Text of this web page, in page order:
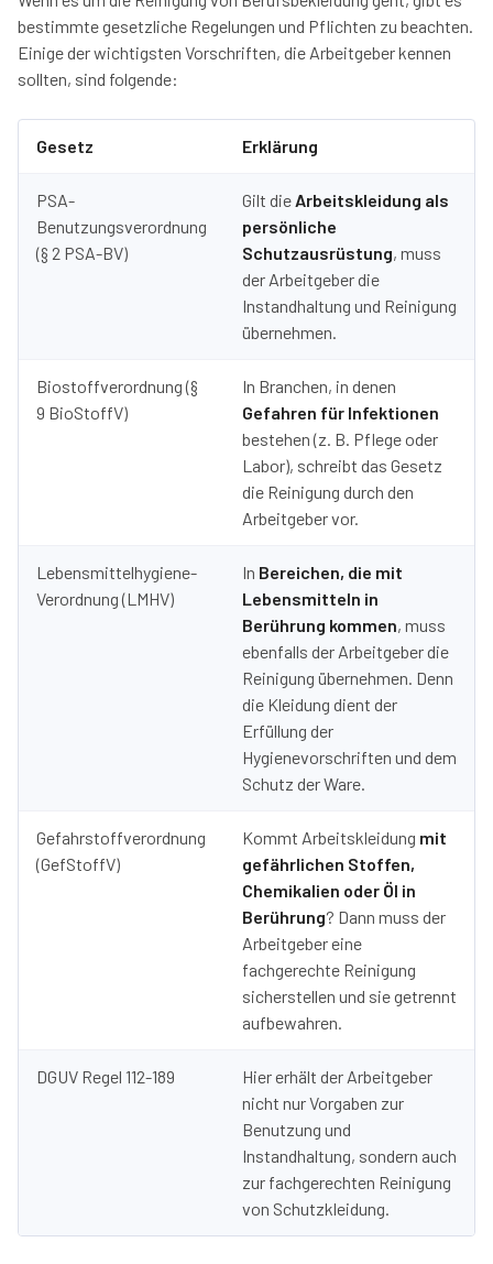
bestimmte gesetzliche Regelungen und Pflichten zu beachten.
Einige der wichtigsten Vorschriften, die Arbeitgeber kennen
sollten, sind folgende:
Gesetz Erklärung
PSA-
Benutzungsverordnung
(§ 2 PSA-BV)
Gilt die Arbeitskleidung als
persönliche
Schutzausrüstung, muss
der Arbeitgeber die
Instandhaltung und Reinigung
übernehmen.
Biostoffverordnung (§
9 BioStoffV)
In Branchen, in denen
Gefahren für Infektionen
bestehen (z. B. Pflege oder
Labor), schreibt das Gesetz
die Reinigung durch den
Arbeitgeber vor.
Lebensmittelhygiene-
Verordnung (LMHV)
In Bereichen, die mit
Lebensmitteln in
Berührung kommen, muss
ebenfalls der Arbeitgeber die
Reinigung übernehmen. Denn
die Kleidung dient der
Erfüllung der
Hygienevorschriften und dem
Schutz der Ware.
Gefahrstoffverordnung
(GefStoffV)
Kommt Arbeitskleidung mit
gefährlichen Stoffen,
Chemikalien oder Öl in
Berührung? Dann muss der
Arbeitgeber eine
fachgerechte Reinigung
sicherstellen und sie getrennt
aufbewahren.
DGUV Regel 112-189
Hier erhält der Arbeitgeber
nicht nur Vorgaben zur
Benutzung und
Instandhaltung, sondern auch
zur fachgerechten Reinigung
von Schutzkleidung.